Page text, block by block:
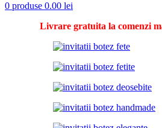
0 produse 0.00 lei
Livrare gratuita la comenzi